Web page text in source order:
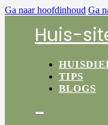
Ga naar hoofdinhoud Ga
Huis-
TIPS
BLOGS